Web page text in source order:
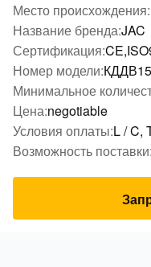
Место происхождения:
Название бренда:JAC
Сертификация:
Номер модели:
Минимальное
Цена:negotiable
Условия оплаты:L / C,
Возможность поставки: